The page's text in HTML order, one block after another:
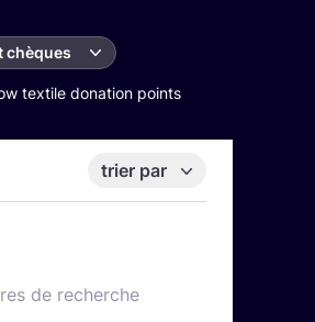
chèques
textile donation points
trier par
de recherche